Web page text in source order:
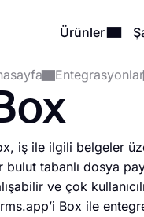
Ürünler
Entegrasyonlar
iş ile ilgili belgeler
bulut tabanlı dosya
ve çok
Box ile